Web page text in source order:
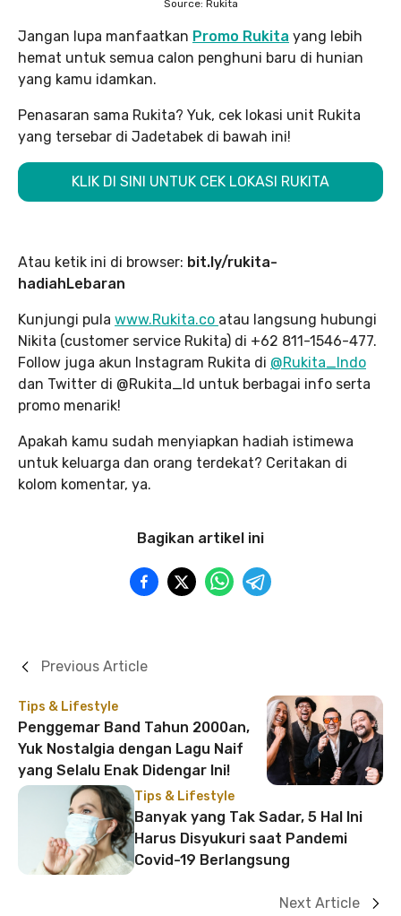
Source: Rukita
Jangan lupa manfaatkan Promo Rukita yang lebih
hemat untuk semua calon penghuni baru di hunian
yang kamu idamkan.
Penasaran sama Rukita? Yuk, cek lokasi unit Rukita
yang tersebar di Jadetabek di bawah ini!
KLIK DI SINI UNTUK CEK LOKASI RUKITA
Atau ketik ini di browser: bit.ly/rukita-
hadiahLebaran
Kunjungi pula www.Rukita.co atau langsung hubungi
Nikita (customer service Rukita) di +62 811-1546-477.
Follow juga akun Instagram Rukita di @Rukita_Indo
dan Twitter di @Rukita_Id untuk berbagai info serta
promo menarik!
Apakah kamu sudah menyiapkan hadiah istimewa
untuk keluarga dan orang terdekat? Ceritakan di
kolom komentar, ya.
Bagikan artikel ini
Tips & Lifestyle
Penggemar Band Tahun 2000an,
Yuk Nostalgia dengan Lagu Naif
yang Selalu Enak Didengar Ini!
Previous Article
Tips & Lifestyle
Banyak yang Tak Sadar, 5 Hal Ini
Harus Disyukuri saat Pandemi
Covid-19 Berlangsung
Next Article